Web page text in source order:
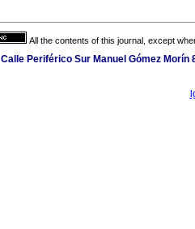
All the contents of this journal, except
Calle Periférico Sur Manuel Gómez Morín